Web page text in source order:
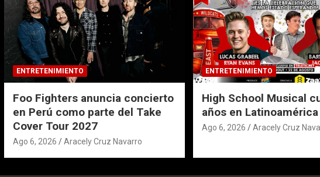
ENTRETENIMIENTO
Foo Fighters anuncia concierto
en Perú como parte del Take
Cover Tour 2027
Ago 6, 2026 Aracely Cruz Navarro
ENTRETENIMIENTO
High School Musical
años en Latinoamérica
Ago 6, 2026 Aracely Cruz